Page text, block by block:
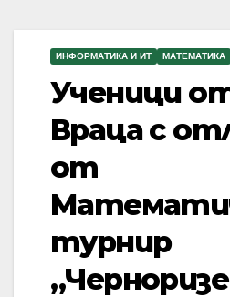
ИНФОРМАТИКА И ИТ МАТЕМАТИКА
Ученици
Враца с
от
турнир